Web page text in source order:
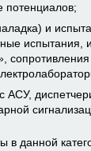
потенциалов;
и
испытания,
АСУ,
в данной